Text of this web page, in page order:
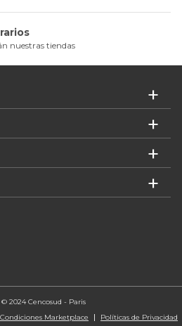
nuestras tiendas
2024 Cencosud - Paris
Marketplace Políticas de Privacidad